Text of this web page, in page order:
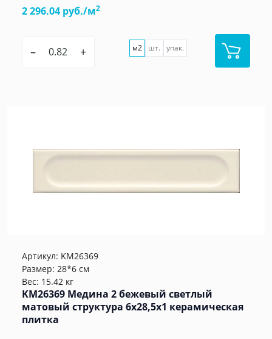
2 296.04 руб./м2
– + м2 шт. упак.
Артикул: KM26369
Размер: 28*6 см
Вес: 15.42 кг
KM26369 Медина 2 бежевый светлый
матовый структура 6x28,5x1 керамическая
плитка